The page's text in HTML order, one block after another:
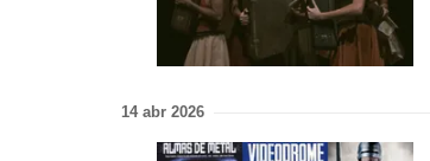
14 abr 2026